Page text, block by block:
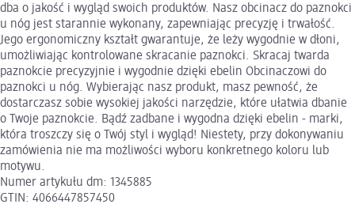
dba o jakość i wygląd swoich produktów. Nasz obcinacz do paznokci
u nóg jest starannie wykonany, zapewniając precyzję i trwałość.
Jego ergonomiczny kształt gwarantuje, że leży wygodnie w dłoni,
umożliwiając kontrolowane skracanie paznokci. Skracaj twarda
paznokcie precyzyjnie i wygodnie dzięki ebelin Obcinaczowi do
paznokci u nóg. Wybierając nasz produkt, masz pewność, że
dostarczasz sobie wysokiej jakości narzędzie, które ułatwia dbanie
o Twoje paznokcie. Bądź zadbane i wygodna dzięki ebelin - marki,
która troszczy się o Twój styl i wygląd! Niestety, przy dokonywaniu
zamówienia nie ma możliwości wyboru konkretnego koloru lub
motywu.
Numer artykułu dm: 1345885
GTIN: 4066447857450